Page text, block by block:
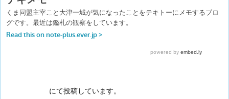
にて投稿しています。